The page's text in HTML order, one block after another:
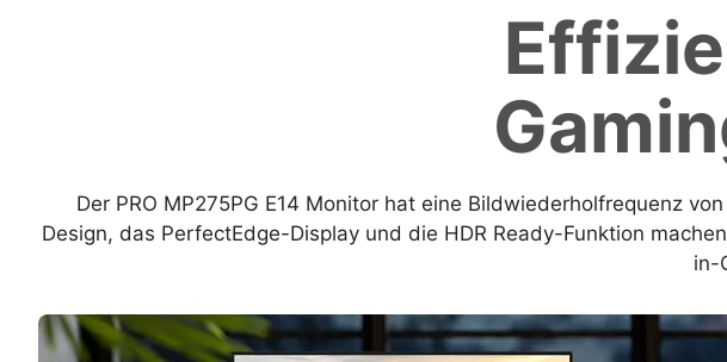
Der PRO MP275PG E14 Monitor hat eine Bildwiederholfrequenz
Design, das PerfectEdge-Display und die HDR Ready-Funktion
in-